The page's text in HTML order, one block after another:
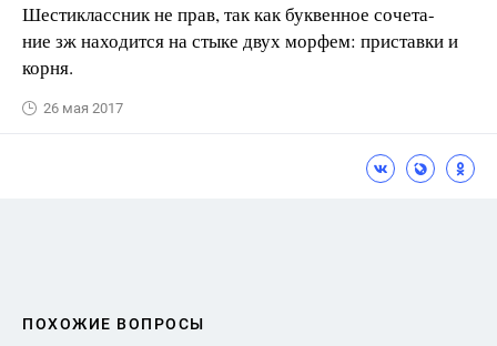
Шестиклассник не прав, так как буквенное сочета-
ние зж находится на стыке двух морфем: приставки и
корня.
26 мая 2017
ПОХОЖИЕ ВОПРОСЫ